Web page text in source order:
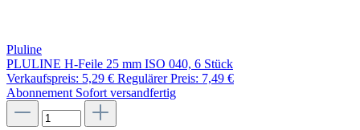
Pluline
PLULINE H-Feile 25 mm ISO 040, 6 Stück
Verkaufspreis: 5,29 € Regulärer Preis: 7,49 €
Abonnement Sofort versandfertig